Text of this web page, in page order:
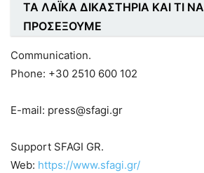
ΤΑ ΛΑΪΚΑ ΔΙΚΑΣΤΗΡΙΑ ΚΑΙ ΤΙ ΝΑ
ΠΡΟΣΕΞΟΥΜΕ
Communication.
Phone: +30 2510 600 102
E-mail: press@sfagi.gr
Support SFAGI GR.
Web: https://www.sfagi.gr/​